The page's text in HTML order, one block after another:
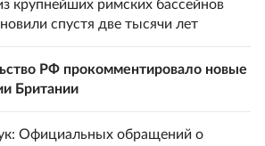
крупнейших римских бассейнов
спустя две тысячи лет
РФ прокомментировало новые
Британии
Официальных обращений о